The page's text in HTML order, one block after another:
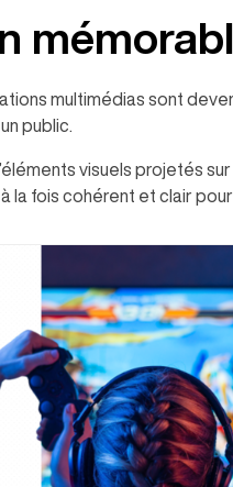
multimédias sont
public.
visuels projetés
la fois cohérent et clair